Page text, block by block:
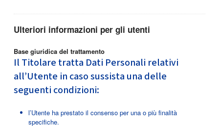
Ulteriori informazioni per gli utenti
Base giuridica del trattamento
Il Titolare tratta Dati Personali relativi
all’Utente in caso sussista una delle
seguenti condizioni:
l’Utente ha prestato il consenso per una o più finalità
specifiche.